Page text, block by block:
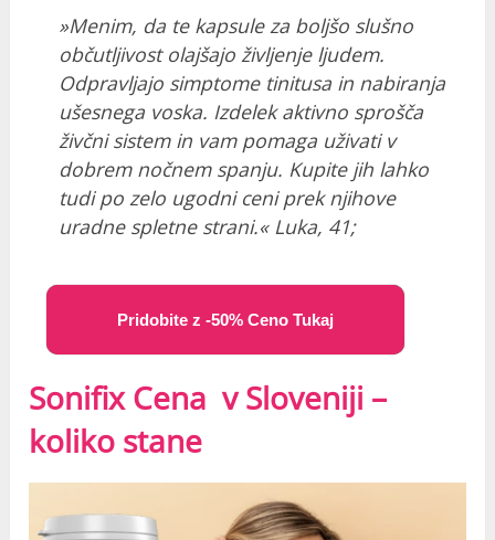
»Menim, da te kapsule za boljšo slušno
občutljivost olajšajo življenje ljudem.
Odpravljajo simptome tinitusa in nabiranja
ušesnega voska. Izdelek aktivno sprošča
živčni sistem in vam pomaga uživati v
dobrem nočnem spanju. Kupite jih lahko
tudi po zelo ugodni ceni prek njihove
uradne spletne strani.« Luka, 41;
Pridobite z -50% Ceno Tukaj
Sonifix Cena v Sloveniji –
koliko stane